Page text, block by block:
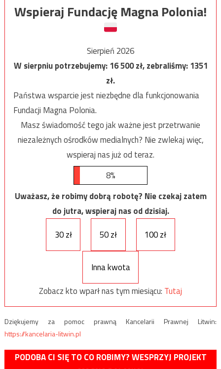
Wspieraj Fundację Magna Polonia!
Sierpień 2026
W sierpniu potrzebujemy:16 500zł, zebraliśmy:1351
zł.
Państwa wsparcie jest niezbędne dla funkcjonowania
Fundacji Magna Polonia.
Masz świadomość tego jak ważne jest przetrwanie
niezależnych ośrodków medialnych? Nie zwlekaj więc,
wspieraj nas już od teraz.
8%
Uważasz, że robimy dobrą robotę? Nie czekaj zatem
do jutra, wspieraj nas od dzisiaj.
30 zł
50 zł 100 zł
Inna kwota
Zobacz kto wparł nas tym miesiącu: Tutaj
Dziękujemy za pomoc prawną Kancelarii Prawnej Litwin:
https://kancelaria-litwin.pl
PODOBA CI SIĘ TO CO ROBIMY? WESPRZYJ PROJEKT